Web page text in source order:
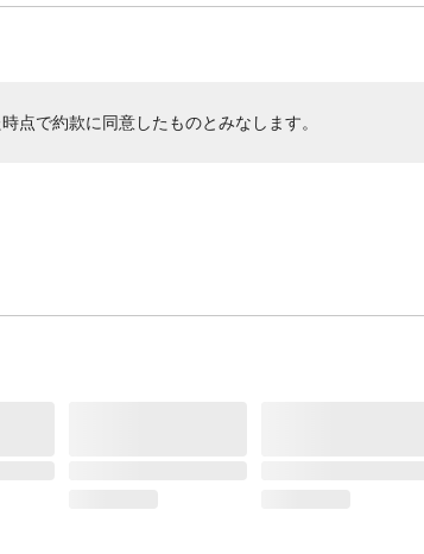
点で約款に同意したものとみなします。